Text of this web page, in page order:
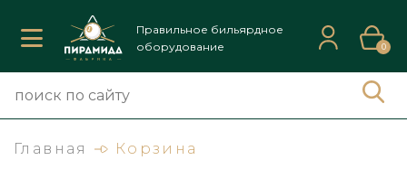
Правильное бильярдное
оборудование
0
Главная Корзина